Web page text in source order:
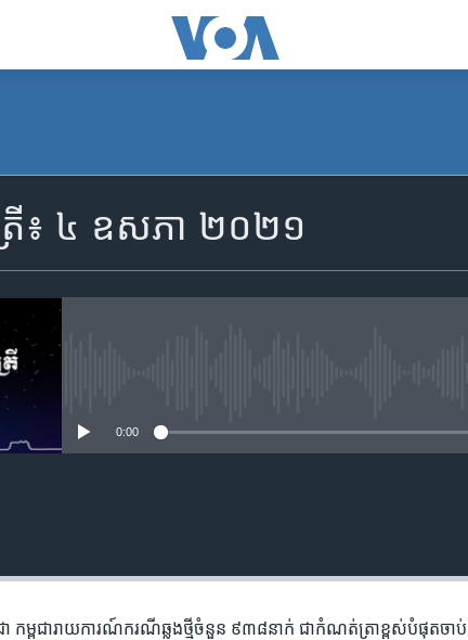
ទទួល​​​សេវា​​​ Podcast
រី៖ ៤ ឧសភា ២០២១
0:00
កម្ពុជា​រាយការណ៍​ករណី​ឆ្លង​ថ្មី​ចំនួន ៩៣៨នាក់ ជា​កំណត់​ត្រា​ខ្ពស់​បំផុត​ចា